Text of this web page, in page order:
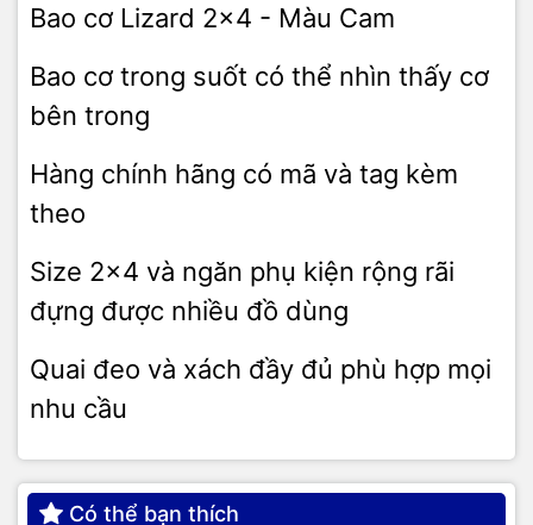
Bao cơ Lizard 2x4 - Màu Cam
Bao cơ trong suốt có thể nhìn thấy cơ
bên trong
Hàng chính hãng có mã và tag kèm
theo
Size 2x4 và ngăn phụ kiện rộng rãi
đựng được nhiều đồ dùng
Quai đeo và xách đầy đủ phù hợp mọi
nhu cầu
Có thể bạn thích